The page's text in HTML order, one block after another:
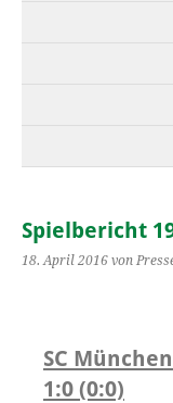
Spielbericht
18. April 2016 von
SC
1:0 (0:0)